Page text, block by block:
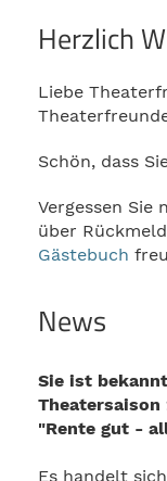
Herzlich
Liebe
Schön, dass
Vergessen Sie
über
Gästebuch
News
Sie ist bekannt
"Rente gut -
Es handelt